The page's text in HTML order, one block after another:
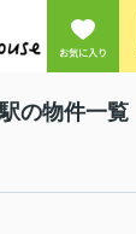
お気に入り
の物件一覧